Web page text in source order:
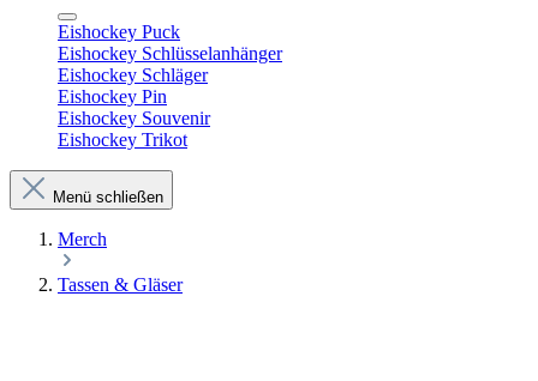
Eishockey Puck
Eishockey Schlüsselanhänger
Eishockey Schläger
Eishockey Pin
Eishockey Souvenir
Eishockey Trikot
Menü schließen
Merch
Tassen & Gläser